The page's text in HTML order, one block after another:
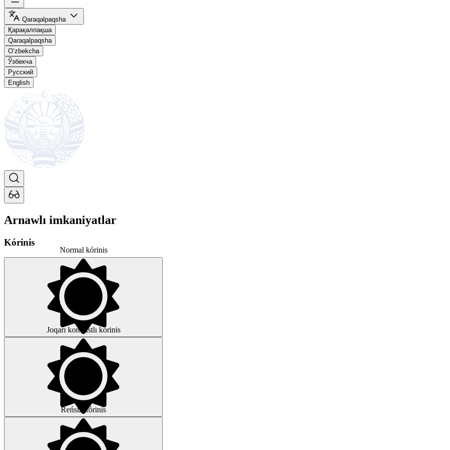
Qaraqalpaqsha
Қарақалпақша
Qaraqalpaqsha
O‘zbekcha
Ўзбекча
Русский
English
Arnawlı imkaniyatlar
Kórinis
Normal kórinis
Joqarı kontrastlı kórinis
Reńsiz kórinis